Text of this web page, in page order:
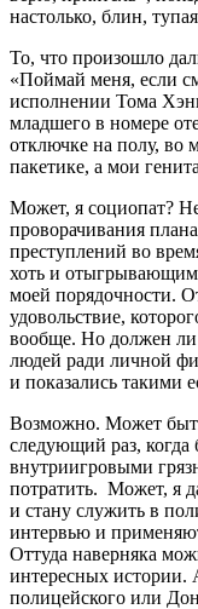
настолько, блин,
То, что произошло
«Поймай меня, если
исполнении Тома
младшего в номере
отключке на полу, во
пакетике, а мои
Может, я социопат?
проворачивания
преступлений во
хоть и
моей порядочности.
удовольствие,
вообще. Но должен ли
людей ради личной
и показались такими
Возможно. Может
следующий раз,
внутриигровыми
потратить. Может, я
и стану служить в
интервью и
Оттуда наверняка
интересных истории.
полицейского или